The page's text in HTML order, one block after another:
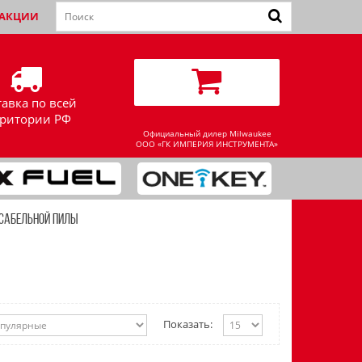
по всей
РФ
Официальный дилер Milwaukee
ООО «ГК ИМПЕРИЯ ИНСТРУМЕНТА»
ПИЛЫ
Показать: